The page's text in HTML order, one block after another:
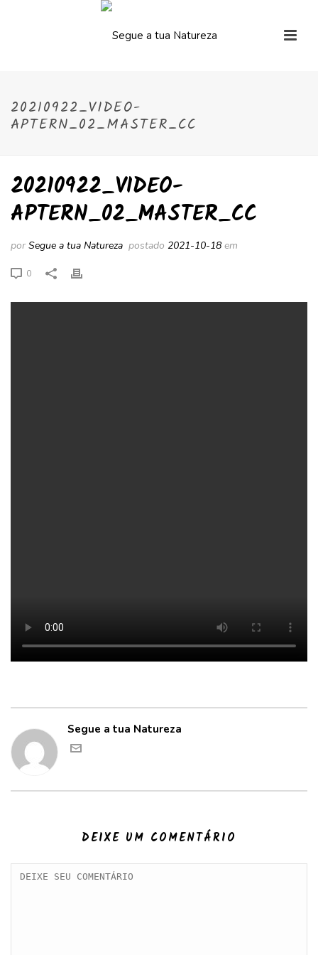
20210922_VIDEO-
APTERN_02_MASTER_CC
20210922_VIDEO-
APTERN_02_MASTER_CC
porSegue a tua Natureza postado 2021-10-18 em
0
Segue a tua Natureza
DEIXE UM COMENTÁRIO